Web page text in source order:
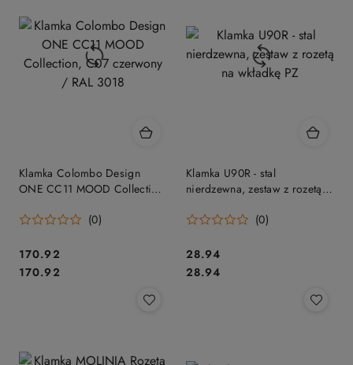
Klamka Colombo Design
ONE CC11 MOOD Collection,
(0)
Cena:
170.92
Cena:
170.92
Klamka U90R - stal
nierdzewna, zestaw z rozetą
(0)
Cena:
28.94
Cena:
28.94